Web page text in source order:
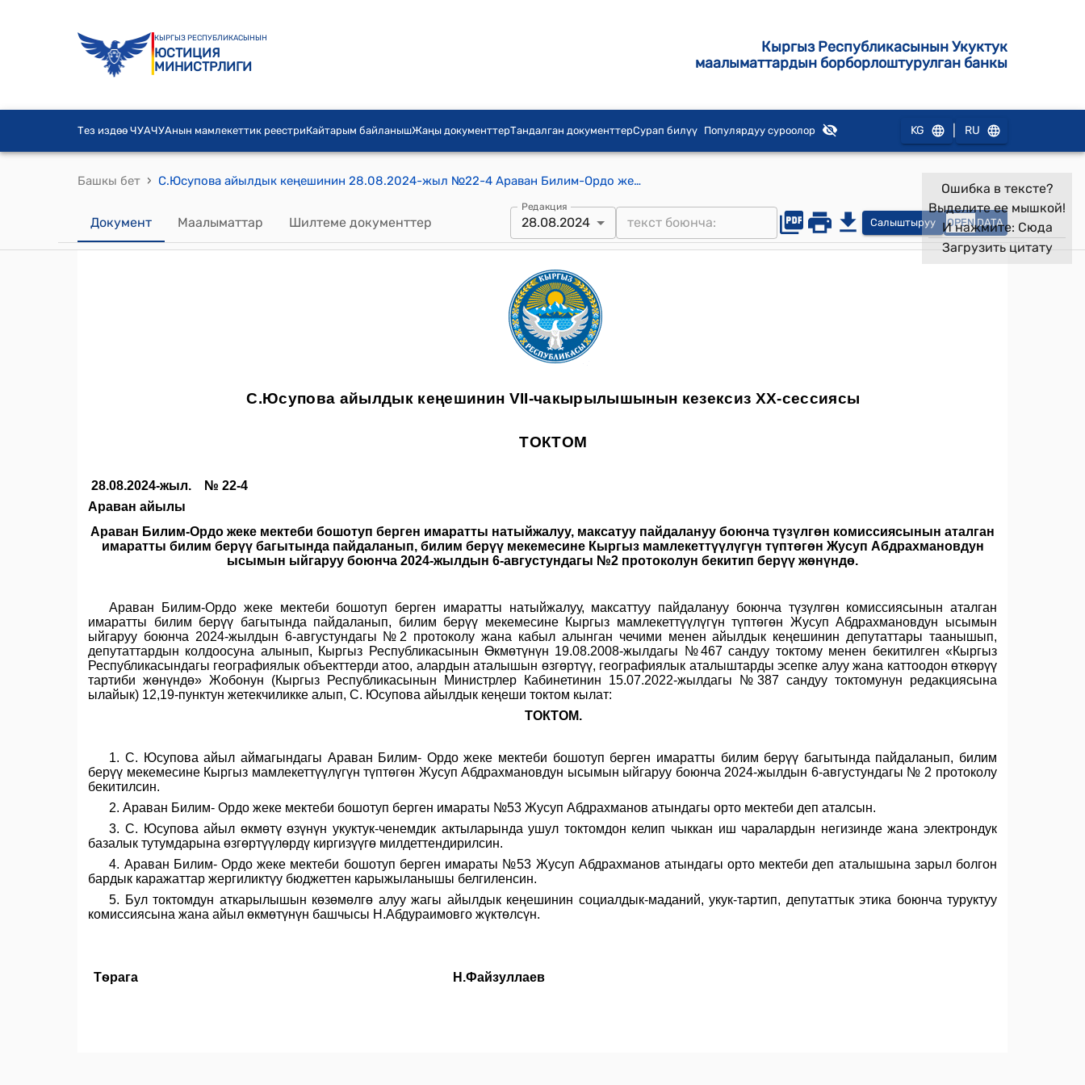
КЫРГЫЗ РЕСПУБЛИКАСЫНЫН
ЮСТИЦИЯ
МИНИСТРЛИГИ
Кыргыз Республикасынын Укуктук
маалыматтардын борборлоштурулган банкы
Тез издөө ЧУАЧУАнын мамлекеттик реестриКайтарым байланышЖаңы документтерТандалган документтерСурап билүү Популярдуу суроолор KG RU
Башкы бет › С.Юсупова айылдык кеңешинин 28.08.2024-жыл №22-4 Араван Билим-Ордо жеке мектеби бошотуп берген имаратты натыйжалуу, максатуу пайдалануу боюнча түзүлгөн комиссиясынын аталган имаратты билим берүү багытында пайдаланып, билим берүү мекемесине Кыргыз мамлекеттүүлүгүн түптөгөн Жусуп Абдрахмановдун ысымын ыйгаруу боюнча 2024-жылдын 6-августундагы №2 протоколун бекитип берүү жөнүндө токтому
Документ Маалыматтар Шилтеме документтер
Редакция
28.08.2024 Салыштыруу OPEN DATA
Ошибка в тексте?
Выделите ее мышкой!
И нажмите: Сюда
Загрузить цитату